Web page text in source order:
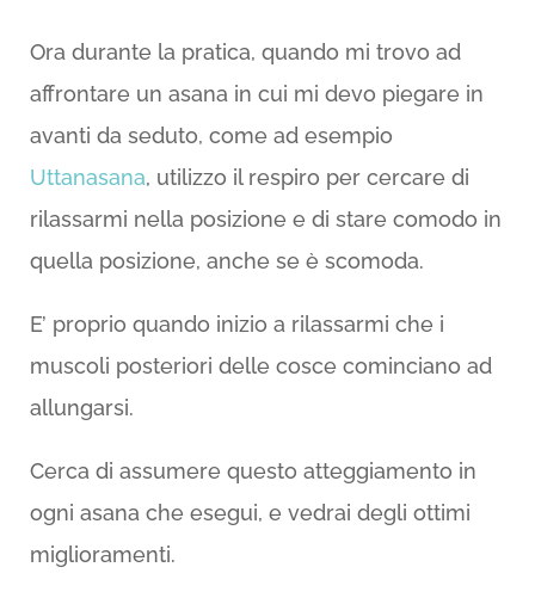
Ora durante la pratica, quando mi trovo ad
affrontare un asana in cui mi devo piegare in
avanti da seduto, come ad esempio
Uttanasana, utilizzo il respiro per cercare di
rilassarmi nella posizione e di stare comodo in
quella posizione, anche se è scomoda.
E’ proprio quando inizio a rilassarmi che i
muscoli posteriori delle cosce cominciano ad
allungarsi.
Cerca di assumere questo atteggiamento in
ogni asana che esegui, e vedrai degli ottimi
miglioramenti.